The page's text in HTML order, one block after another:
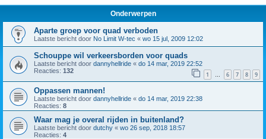
Onderwerpen
Aparte groep voor quad verboden
Laatste bericht door No Limit W-tec « wo 15 jul, 2009 12:02
Schouppe wil verkeersborden voor quads
Laatste bericht door dannyhellride « do 14 mar, 2019 22:52
Reacties: 132 1 … 6 7 8 9
Oppassen mannen!
Laatste bericht door dannyhellride « do 14 mar, 2019 22:38
Reacties: 8
Waar mag je overal rijden in buitenland?
Laatste bericht door dutchy « wo 26 sep, 2018 18:57
Reacties: 4